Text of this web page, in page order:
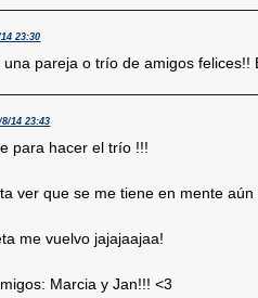
23:30
una pareja o trío de amigos felices!!
8/14 23:43
para hacer el trío !!!
ver que se me tiene en mente
me vuelvo jajajaajaa!
Marcia y Jan!!! <3